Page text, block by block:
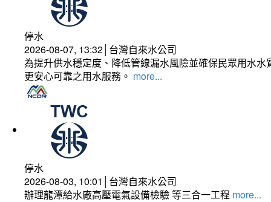
停水
2026-08-07, 13:32│台灣自來水公司
為提升供水穩定度、降低管線漏水風險並確保民眾用水
更安心可靠之用水服務。 more...
停水
2026-08-03, 10:01│台灣自來水公司
辦理龍潭給水廠高壓電氣設備檢驗 等三合一工程 more...